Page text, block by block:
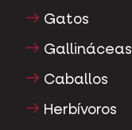
Gatos
Gallináceas
Caballos
Herbívoros